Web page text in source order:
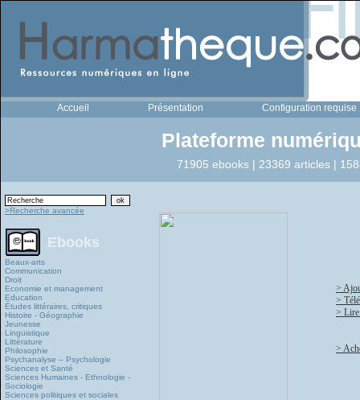
Accueil Présentation Configuration requise
Plateforme
71905 ebooks | 23369 articles |
>Recherche avancée
Ebooks
Beaux-arts
Communication
Droit
Economie et management
Education
Études littéraires, critiques
Histoire - Géographie
Jeunesse
Linguistique
Littérature
Philosophie
Psychanalyse – Psychologie
Sciences et Santé
Sciences Humaines - Ethnologie -
Sociologie
Sciences politiques et sociales
>
>
> Lire
>